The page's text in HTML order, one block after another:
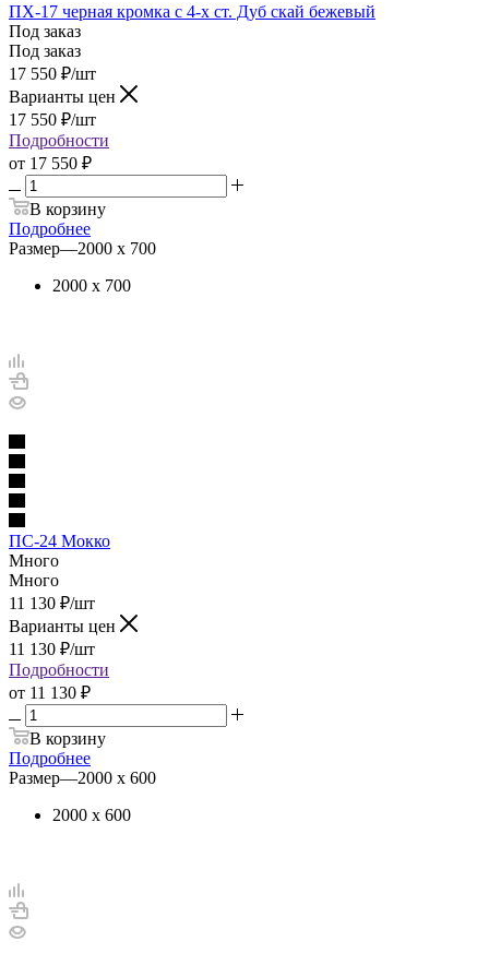
ПХ-17 черная кромка с 4-х ст. Дуб скай бежевый
Под заказ
Под заказ
17 550 ₽/шт
Варианты цен
17 550 ₽/шт
Подробности
от 17 550 ₽
В корзину
Подробнее
Размер—2000 х 700
2000 х 700
ПС-24 Мокко
Много
Много
11 130 ₽/шт
Варианты цен
11 130 ₽/шт
Подробности
от 11 130 ₽
В корзину
Подробнее
Размер—2000 х 600
2000 х 600